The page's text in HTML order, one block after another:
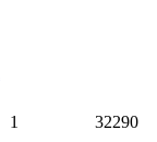
1 32290